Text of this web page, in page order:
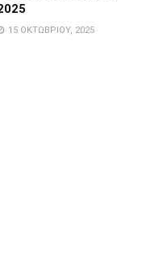
15 ΟΚΤΩΒΡΊΟΥ, 2025